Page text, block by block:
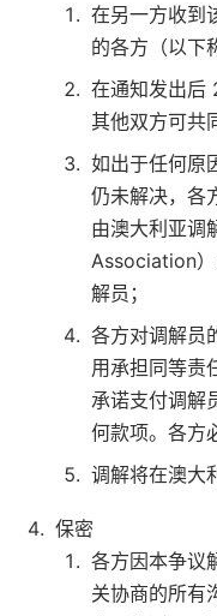
在另一方收到
的各方（以下
在通知发出后
其他双方可共
如出于任何原
仍未解决，各
由澳大利亚
Association
解员；
各方对调解员
用承担同等责
承诺支付调解
何款项。各方
调解将在澳大
保密
各方因本争议
关协商的所有